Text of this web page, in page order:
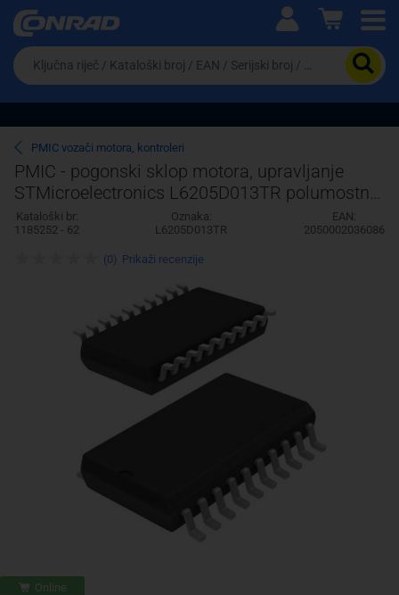
Ova postavka prilagođava asortiman proizvoda i
cijene vašim potrebama.
Pravno lice
Da
biste
potražili
proizvod,
unesite
ključnu
riječ,
kataloški
broj,
EAN
ili
PMIC vozači motora, kontroleri
PMIC - pogonski sklop motora, upravljanje
STMicroelectronics L6205D013TR polumostni
(4) paralelni SOIC-20
Kataloški br:
1185252 - 62
Oznaka:
L6205D013TR
EAN:
2050002036086
Online
(0) Prikaži recenzije